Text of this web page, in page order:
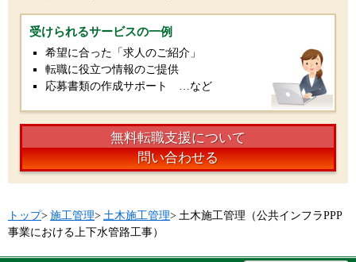
受けられるサービスの一例
希望に合った「求人のご紹介」
転職に役立つ情報のご提供
応募書類の作成サポート …など
無料転職支援について
問い合わせる
トップ> 施工管理> 土木施工管理> 土木施工管理（公共インフラPPP
事業における上下水管路工事）